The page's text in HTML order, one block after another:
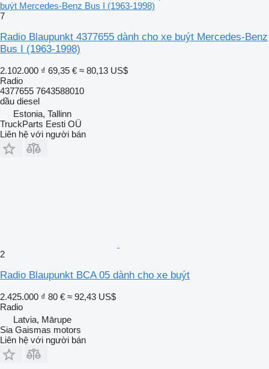
buýt Mercedes-Benz Bus I (1963-1998)
7
Radio Blaupunkt 4377655 dành cho xe buýt Mercedes-Benz
Bus I (1963-1998)
2.102.000 ₫ 69,35 € ≈ 80,13 US$
Radio
4377655 7643588010
dầu diesel
Estonia, Tallinn
TruckParts Eesti OÜ
Liên hệ với người bán
2
Radio Blaupunkt BCA 05 dành cho xe buýt
2.425.000 ₫ 80 € ≈ 92,43 US$
Radio
Latvia, Mārupe
Sia Gaismas motors
Liên hệ với người bán